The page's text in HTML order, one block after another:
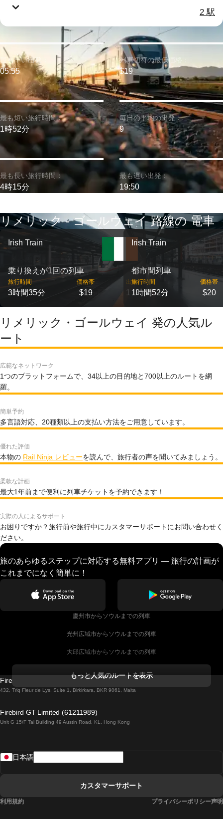
2 駅
最も短い旅行時間：
1時52分
最も早い出発：
05:55
最も長い旅行時間：
4時15分
列車切符の最低価格：
$19
毎日の平均の出発：
9
最も遅い出発：
19:50
リメリック - ゴールウェイ 路線の 電車
Irish Train
乗り換えが1回の列車
旅行時間
3時間35分
価格帯
$19
出発
1
Irish Train
都市間列車
旅行時間
1時間52分
価格帯
$20
リメリック・ゴールウェイ 発の人気ル
ート
広範なネットワーク
1つのプラットフォームで、34以上の目的地と700以上のルートを網
羅。
簡単予約
多言語対応、20種類以上の支払い方法をご用意しています。
優れた評価
本物の Rail Ninja レビューを読んで、旅行者の声を聞いてみましょう。
柔軟な計画
最大1年前まで便利に列車チケットを予約できます！
実際の人によるサポート
お困りですか？旅行前や旅行中にカスタマーサポートにお問い合わせく
ださい。
旅のあらゆるステップに対応する無料アプリ — 旅行の計画が
これまでになく簡単に！
慶州市からソウルまでの列車
光州広域市からソウルまでの列車
大邱広域市からソウルまでの列車
ダブリンからゴールウェイまでの列車
ローマからナポリまでの列車
もっと人気のルートを表示
Firebird GT Limited (OC 1451)
432, Triq Fleur de Lys, Suite 1, Birkirkara, BKR 9061, Malta
Firebird GT Limited (61211989)
Unit G 15/F Tal Building 49 Austin Road, KL, Hong Kong
日本語
カスタマーサポート
利用規約 プライバシーポリシー声明